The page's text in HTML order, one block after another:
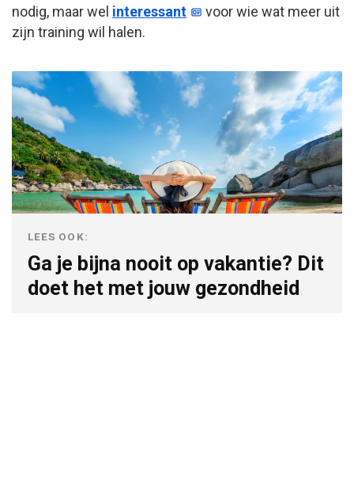
nodig, maar wel interessant
voor wie wat meer uit
zijn training wil halen.
LEES OOK:
Ga je bijna nooit op vakantie? Dit
doet het met jouw gezondheid